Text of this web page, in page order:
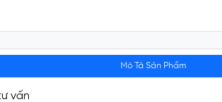
Mô Tả Sản Phẩm
vấn